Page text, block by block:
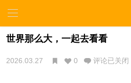
世界那么大，一起去看看
2026.03.27 0 评论已关闭